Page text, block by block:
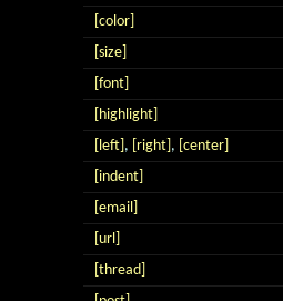
[color]
[size]
[font]
[highlight]
[left] , [right] , [center]
[indent]
[email]
[url]
[thread]